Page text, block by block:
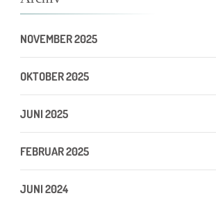
NOVEMBER 2025
OKTOBER 2025
JUNI 2025
FEBRUAR 2025
JUNI 2024